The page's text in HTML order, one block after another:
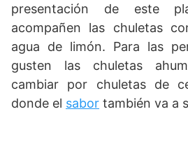
presentación de este
acompañen las chuletas
agua de limón. Para las
gusten las chuletas
cambiar por chuletas de
donde el sabor también va a